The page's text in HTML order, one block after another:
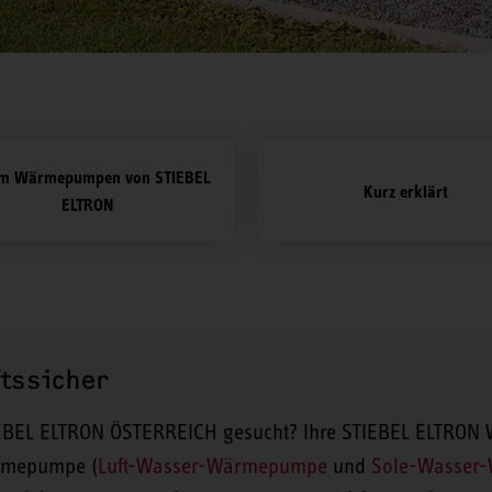
Wärmepumpen von STIEBEL
ELTRON
Kurz erklärt
ELTRON ÖSTERREICH gesucht? Ihre STIEBEL
(Luft-Wasser-Wärmepumpe und Sole-